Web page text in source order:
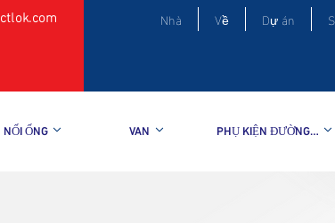
Nhà Về Dự án
NỐI ỐNG VAN PHỤ KIỆN ĐƯỜNG ỐNG